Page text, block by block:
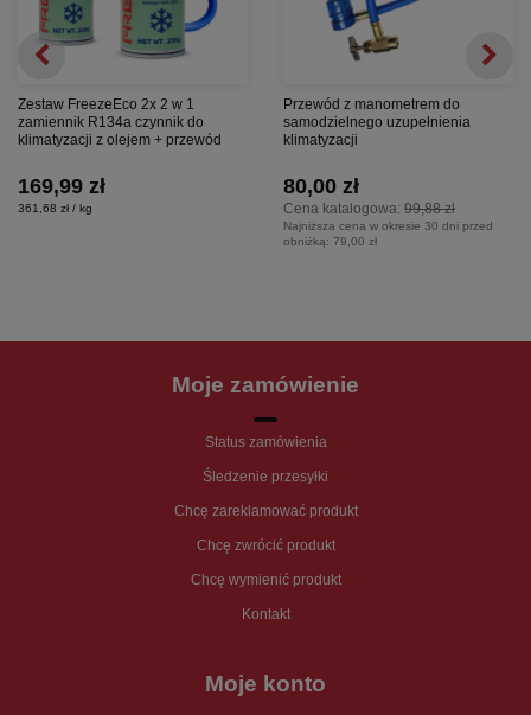
Zestaw FreezeEco 2x 2 w 1
zamiennik R134a czynnik do
klimatyzacji z olejem + przewód
169,99 zł
361,68 zł / kg
Przewód z manometrem do
samodzielnego uzupełnienia
klimatyzacji
Cena katalogowa: 99,88 zł
80,00 zł
Najniższa cena w okresie 30 dni przed
obniżką: 79,00 zł
Moje zamówienie
Status zamówienia
Śledzenie przesyłki
Chcę zareklamować produkt
Chcę zwrócić produkt
Chcę wymienić produkt
Kontakt
Moje konto